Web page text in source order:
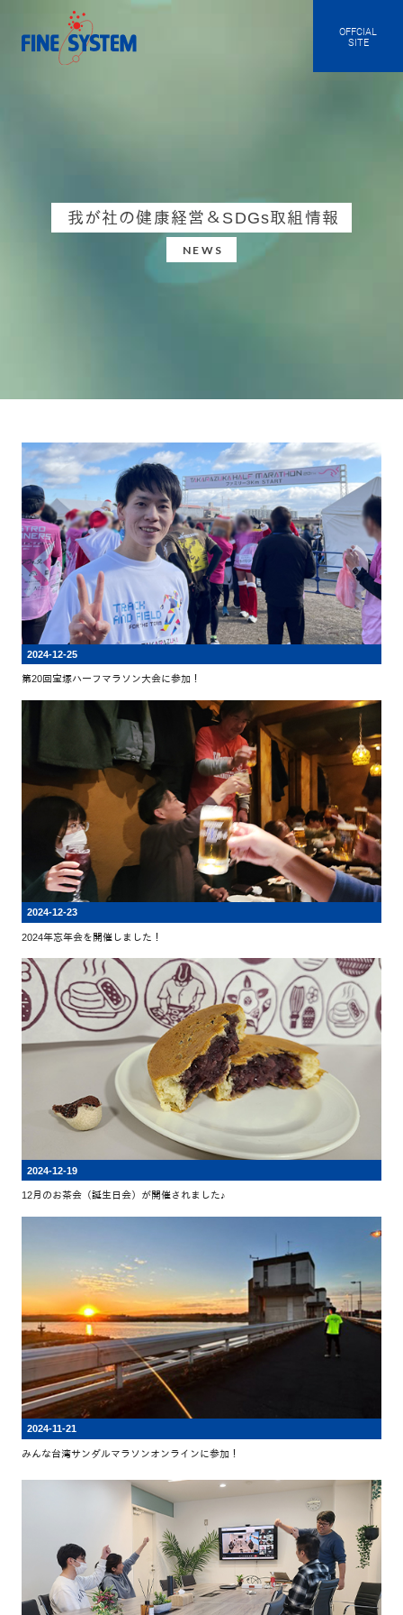
OFFCIAL
SITE
我が社の健康経営＆SDGs取組情報
NEWS
2024-12-25
第20回宝塚ハーフマラソン大会に参加！
2024-12-23
2024年忘年会を開催しました！
2024-12-19
12月のお茶会（誕生日会）が開催されました♪
2024-11-21
みんな台湾サンダルマラソンオンラインに参加！